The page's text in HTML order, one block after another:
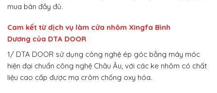
mua bán đầy đủ.
Cam kết từ dịch vụ làm cửa nhôm Xingfa Bình
Dương của DTA DOOR
1/ DTA DOOR sử dụng công nghệ ép góc bằng máy móc
hiện đại chuẩn công nghệ Châu Âu, với các ke nhôm có chất
liệu cao cấp được mạ crôm chống oxy hóa.